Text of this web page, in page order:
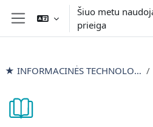
Pereiti į pagrindinį turinį
Šoninis skydelis
Šiuo metu
prieiga
★ INFORMACINĖS TECHNOLOGIJOS išlyginamieji mokymai